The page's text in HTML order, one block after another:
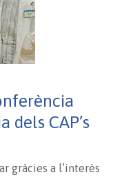
dels CAP’s
gràcies a l’interès